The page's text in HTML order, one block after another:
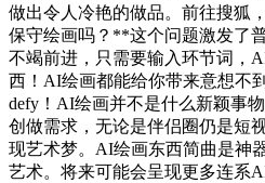
做出令人冷艳的做品。前往搜狐
保守绘画吗？**这个问题激发了
不竭前进，只需要输入环节词，
西！AI绘画都能给你带来意想不
defy！AI绘画并不是什么新颖事
创做需求，无论是伴侣圈仍是短
现艺术梦。AI绘画东西简曲是神
艺术。将来可能会呈现更多连系